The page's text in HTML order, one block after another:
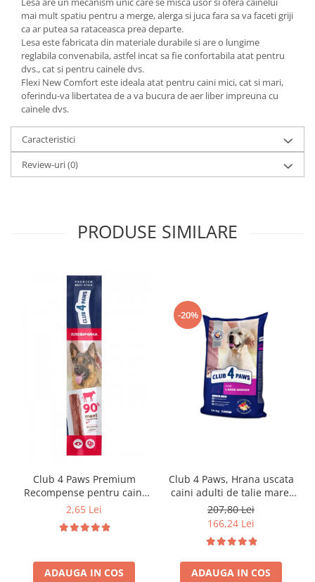
mai mult spatiu pentru a merge, alerga si juca fara sa va faceti griji
ca ar putea sa rataceasca prea departe.
Lesa este fabricata din materiale durabile si are o lungime
reglabila convenabila, astfel incat sa fie confortabila atat pentru
dvs., cat si pentru cainele dvs.
Flexi New Comfort este ideala atat pentru caini mici, cat si mari,
oferindu-va libertatea de a va bucura de aer liber impreuna cu
cainele dvs.
Caracteristici
Review-uri(0)
PRODUSE SIMILARE
Club 4 Paws Premium
Recompense pentru caini
stick cu vita, 12g
2,65 Lei
ADAUGA IN COS
-20%
Club 4 Paws, Hrana uscata
caini adulti de talie mare,
pui, 14kg
207,80 Lei
166,24 Lei
ADAUGA IN COS